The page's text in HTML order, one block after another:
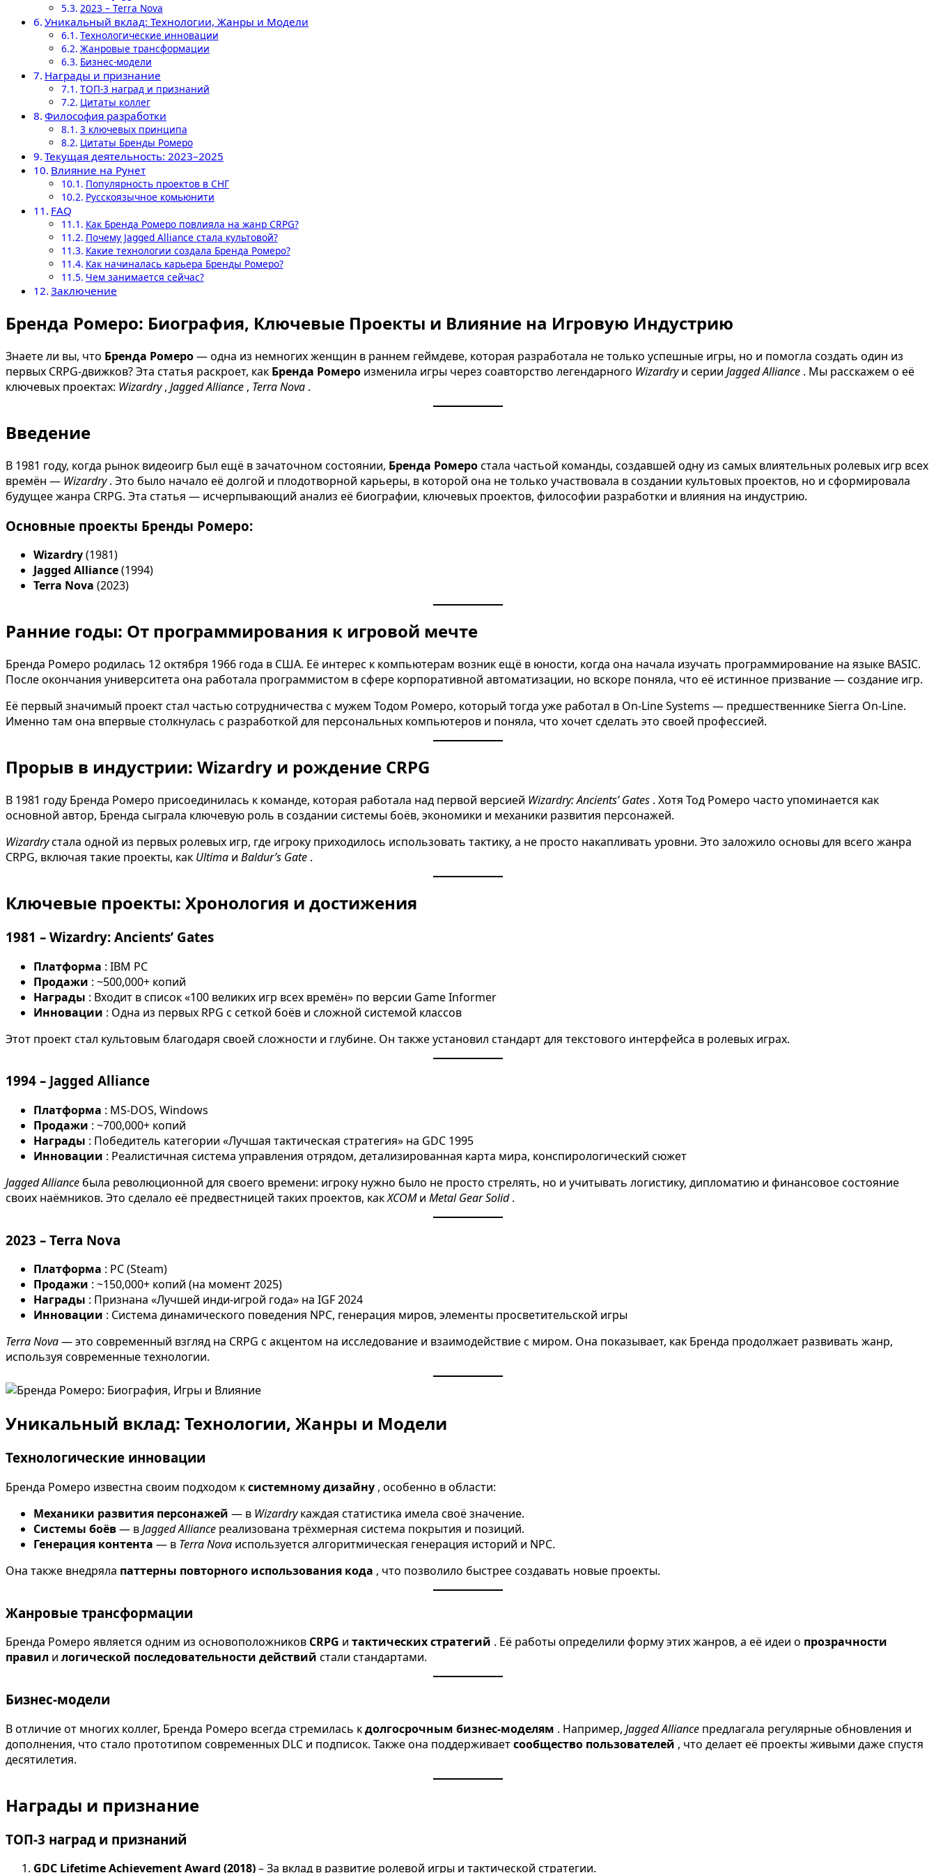
2023 – Terra Nova
Уникальный вклад: Технологии, Жанры и Модели
Технологические инновации
Жанровые трансформации
Бизнес-модели
Награды и признание
ТОП-3 наград и признаний
Цитаты коллег
Философия разработки
3 ключевых принципа
Цитаты Бренды Ромеро
Текущая деятельность: 2023–2025
Влияние на Рунет
Популярность проектов в СНГ
Русскоязычное комьюнити
FAQ
Как Бренда Ромеро повлияла на жанр CRPG?
Почему Jagged Alliance стала культовой?
Какие технологии создала Бренда Ромеро?
Как начиналась карьера Бренды Ромеро?
Чем занимается сейчас?
Заключение
Бренда Ромеро: Биография, Ключевые Проекты и Влияние на Игровую Индустрию
Знаете ли вы, что Бренда Ромеро— одна из немногих женщин в раннем геймдеве, которая разработала не только успешные игры, но и помогла создать один из
первых CRPG-движков? Эта статья раскроет, как Бренда Ромеро изменила игры через соавторство легендарного Wizardryи серии Jagged Alliance . Мы расскажем о её
ключевых проектах: Wizardry, Jagged Alliance , Terra Nova .
Введение
В 1981 году, когда рынок видеоигр был ещё в зачаточном состоянии, Бренда Ромеростала частьой команды, создавшей одну из самых влиятельных ролевых игр всех
времён — Wizardry. Это было начало её долгой и плодотворной карьеры, в которой она не только участвовала в создании культовых проектов, но и сформировала
будущее жанра CRPG. Эта статья — исчерпывающий анализ её биографии, ключевых проектов, философии разработки и влияния на индустрию.
Основные проекты Бренды Ромеро:
Wizardry(1981)
Jagged Alliance(1994)
Terra Nova (2023)
Ранние годы: От программирования к игровой мечте
Бренда Ромеро родилась 12 октября 1966 года в США. Её интерес к компьютерам возник ещё в юности, когда она начала изучать программирование на языке BASIC.
После окончания университета она работала программистом в сфере корпоративной автоматизации, но вскоре поняла, что её истинное призвание — создание игр.
Её первый значимый проект стал частью сотрудничества с мужем Тодом Ромеро, который тогда уже работал в On-Line Systems — предшественнике Sierra On-Line.
Именно там она впервые столкнулась с разработкой для персональных компьютеров и поняла, что хочет сделать это своей профессией.
Прорыв в индустрии: Wizardry и рождение CRPG
В 1981 году Бренда Ромеро присоединилась к команде, которая работала над первой версией Wizardry: Ancients’ Gates . Хотя Тод Ромеро часто упоминается как
основной автор, Бренда сыграла ключевую роль в создании системы боёв, экономики и механики развития персонажей.
Wizardryстала одной из первых ролевых игр, где игроку приходилось использовать тактику, а не просто накапливать уровни. Это заложило основы для всего жанра
CRPG, включая такие проекты, как Ultima и Baldur’s Gate .
Ключевые проекты: Хронология и достижения
1981 – Wizardry: Ancients’ Gates
Платформа : IBM PC
Продажи : ~500,000+ копий
Награды : Входит в список «100 великих игр всех времён» по версии Game Informer
Инновации : Одна из первых RPG с сеткой боёв и сложной системой классов
Этот проект стал культовым благодаря своей сложности и глубине. Он также установил стандарт для текстового интерфейса в ролевых играх.
1994 – Jagged Alliance
Платформа : MS-DOS, Windows
Продажи : ~700,000+ копий
Награды : Победитель категории «Лучшая тактическая стратегия» на GDC 1995
Инновации : Реалистичная система управления отрядом, детализированная карта мира, конспирологический сюжет
Jagged Alliance была революционной для своего времени: игроку нужно было не просто стрелять, но и учитывать логистику, дипломатию и финансовое состояние
своих наёмников. Это сделало её предвестницей таких проектов, какXCOMи Metal Gear Solid.
2023 – Terra Nova
Платформа : PC (Steam)
Продажи : ~150,000+ копий (на момент 2025)
Награды : Признана «Лучшей инди-игрой года» на IGF 2024
Инновации : Система динамического поведения NPC, генерация миров, элементы просветительской игры
Terra Nova— это современный взгляд на CRPG с акцентом на исследование и взаимодействие с миром. Она показывает, как Бренда продолжает развивать жанр,
используя современные технологии.
Уникальный вклад: Технологии, Жанры и Модели
Технологические инновации
Бренда Ромеро известна своим подходом ксистемному дизайну , особенно в области:
Механики развития персонажей — в Wizardryкаждая статистика имела своё значение.
Системы боёв— вJagged Alliance реализована трёхмерная система покрытия и позиций.
Генерация контента — в Terra Nova используется алгоритмическая генерация историй и NPC.
Она также внедряла паттерны повторного использования кода , что позволило быстрее создавать новые проекты.
Жанровые трансформации
Бренда Ромеро является одним из основоположников CRPG и тактических стратегий . Её работы определили форму этих жанров, а её идеи о прозрачности
правил и логической последовательности действий стали стандартами.
Бизнес-модели
В отличие от многих коллег, Бренда Ромеро всегда стремилась кдолгосрочным бизнес-моделям . Например, Jagged Alliance предлагала регулярные обновления и
дополнения, что стало прототипом современных DLC и подписок. Также она поддерживаетсообщество пользователей , что делает её проекты живыми даже спустя
десятилетия.
Награды и признание
ТОП-3 наград и признаний
GDC Lifetime Achievement Award (2018)– За вклад в развитие ролевой игры и тактической стратегии.